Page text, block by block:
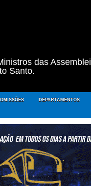
das
Santo.
DEPARTAMENTOS